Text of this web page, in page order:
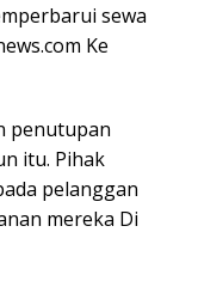
sewa
Ke
penutupan
itu. Pihak
pelanggan
mereka Di